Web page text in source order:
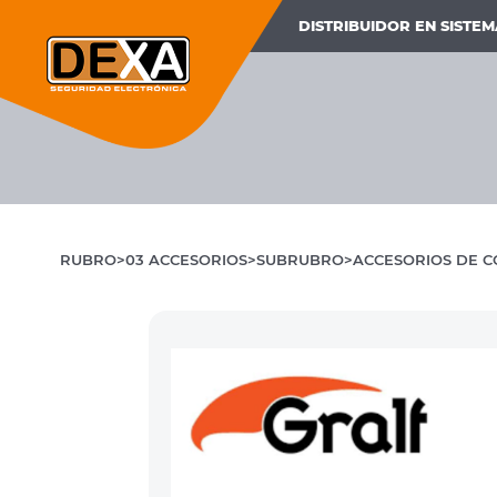
DISTRIBUIDOR EN
RUBRO 03 ACCESORIOS SUBRUBRO ACCESORIOS DE